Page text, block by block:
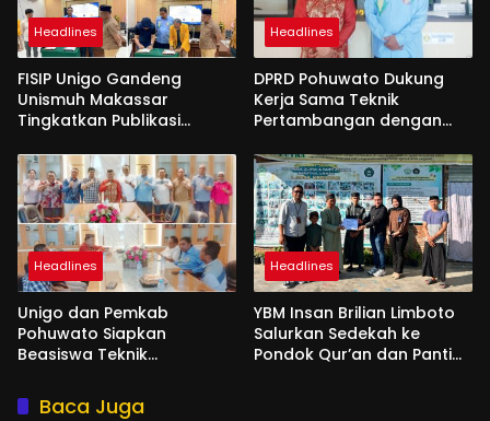
Headlines
FISIP Unigo Gandeng
Unismuh Makassar
Tingkatkan Publikasi
Headlines
DPRD Pohuwato Dukung
Kerja Sama Teknik
Pertambangan dengan
Headlines
Unigo dan Pemkab
Pohuwato Siapkan
Beasiswa Teknik
Headlines
YBM Insan Brilian Limboto
Salurkan Sedekah ke
Pondok Qur’an dan Panti
Baca Juga